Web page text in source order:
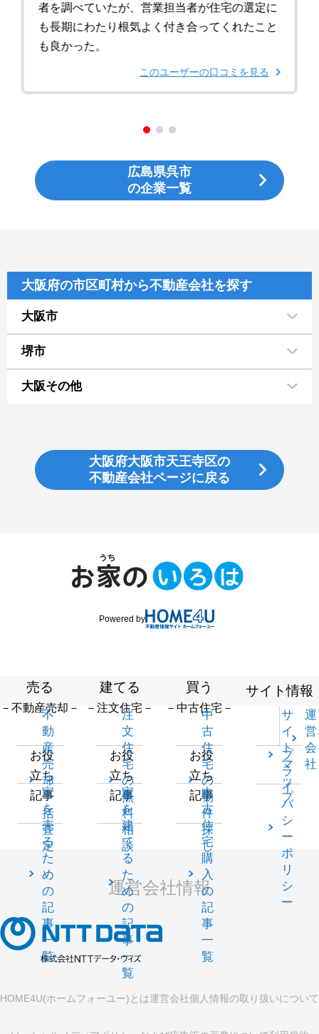
者を調べていたが、営業担当者が住宅の選定に
も長期にわたり根気よく付き合ってくれたこと
も良かった。
このユーザーの口コミを見る
広島県呉市
の企業一覧
大阪府の市区町村から不動産会社を探す
大阪市
堺市
大阪その他
大阪府大阪市天王寺区の
不動産会社ページに戻る
Powered by
売る
－不動産売却－
不
動
産
売
却
一
括
査
定
お役
立ち
記事
家
を
売
る
た
め
の
記
事
一
覧
建てる
－注文住宅－
注
文
住
宅
の
無
料
相
談
お役
立ち
記事
家
を
建
て
る
た
め
の
記
事
一
覧
買う
－中古住宅－
中
古
住
宅
の
物
件
探
し
お役
立ち
記事
中
古
住
宅
購
入
の
記
事
一
覧
サイト情報
サ
イ
ト
マ
ッ
プ
運
営
会
社
プ
ラ
イ
バ
シ
ー
ポ
リ
シ
ー
運営会社情報
HOME4U(ホームフォーユー)とは運営会社個人情報の取り扱いについて